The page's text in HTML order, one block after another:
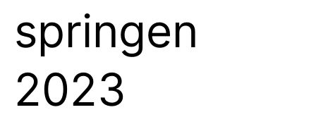
springen
2023